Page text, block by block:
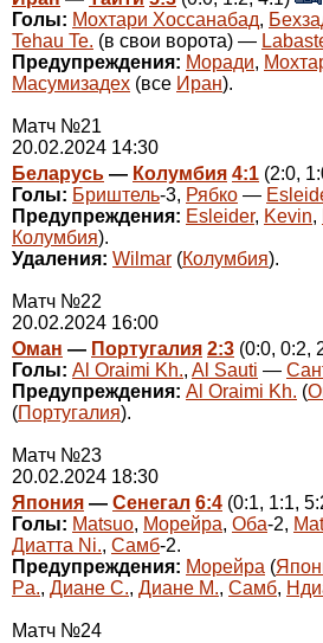
Голы: Мохтари Хоссанабад,
Tehau Te. (в свои ворота) —
Предупреждения: Моради,
Масумизадех (все Иран).
Матч №21
20.02.2024 14:30
Беларусь — Колумбия 4:1 (2:0,
Голы: Бриштель-3, Рябко —
Предупреждения: Esleider, Kevin,
Колумбия).
Удаления: Wilmar (Колумбия).
Матч №22
20.02.2024 16:00
Оман — Португалия 2:3 (0:0, 0:2,
Голы: Al Oraimi Kh., Al Sauti —
Предупреждения: Al Oraimi Kh. (
(Португалия).
Матч №23
20.02.2024 18:30
Япония — Сенегал 6:4 (0:1, 1:1,
Голы: Matsuo, Морейра, Оба-2,
Диатта Ni., Самб-2.
Предупреждения: Морейра (
Pa., Диане С., Диане М., Самб,
Матч №24